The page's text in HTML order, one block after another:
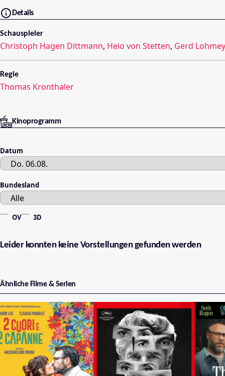
Details
Schauspieler
Christoph Hagen Dittmann, Heio von Stetten, Gerd
Regie
Thomas Kronthaler
Kinoprogramm
Datum
Bundesland
OV 3D
Leider konnten keine Vorstellungen gefunden werden
Ähnliche Filme & Serien